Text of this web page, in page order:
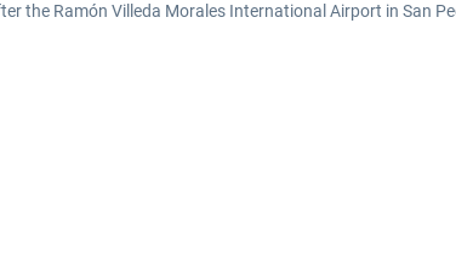
the Ramón Villeda Morales International Airport in San